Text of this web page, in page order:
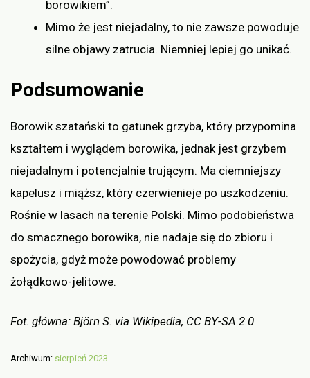
borowikiem”.
Mimo że jest niejadalny, to nie zawsze powoduje
silne objawy zatrucia. Niemniej lepiej go unikać.
Podsumowanie
Borowik szatański to gatunek grzyba, który przypomina
kształtem i wyglądem borowika, jednak jest grzybem
niejadalnym i potencjalnie trującym. Ma ciemniejszy
kapelusz i miąższ, który czerwienieje po uszkodzeniu.
Rośnie w lasach na terenie Polski. Mimo podobieństwa
do smacznego borowika, nie nadaje się do zbioru i
spożycia, gdyż może powodować problemy
żołądkowo-jelitowe.
Fot. główna: Björn S. via Wikipedia, CC BY-SA 2.0
Archiwum: sierpień 2023